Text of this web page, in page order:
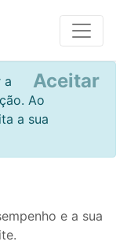
a
Ao
a sua
Aceitar
e a sua